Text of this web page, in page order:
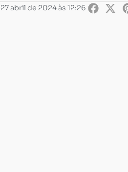
27 abril de 2024 às 12:26